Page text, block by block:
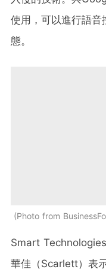
使用，可以進行語音
態。
Photo from
Smart
華佳（Scarlett）表